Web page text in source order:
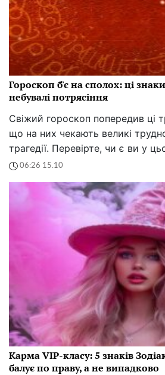
Гороскоп б'є на сполох: ці
небувалі потрясіння
Свіжий гороскоп попередив ці
що на них чекають великі
трагедії. Перевірте, чи є ви у
06:26 15.10
Карма VIP-класу: 5 знаків
балує по праву, а не випадково